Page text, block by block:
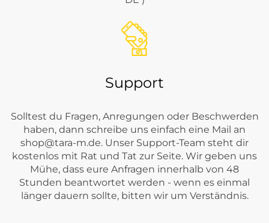
Support
Solltest du Fragen, Anregungen oder Beschwerden
haben, dann schreibe uns einfach eine Mail an
shop@tara-m.de. Unser Support-Team steht dir
kostenlos mit Rat und Tat zur Seite. Wir geben uns
Mühe, dass eure Anfragen innerhalb von 48
Stunden beantwortet werden - wenn es einmal
länger dauern sollte, bitten wir um Verständnis.